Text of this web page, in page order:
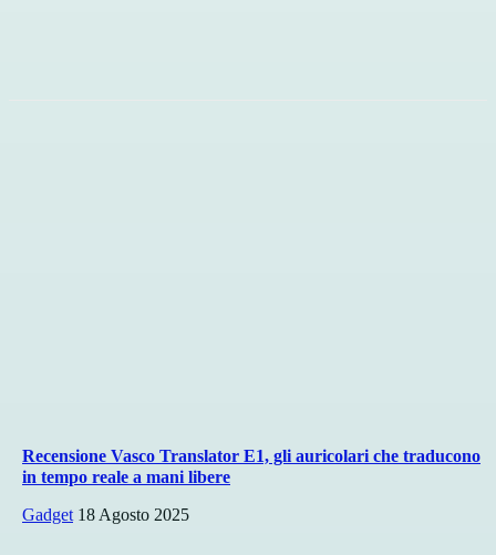
Recensione Vasco Translator E1, gli auricolari che traducono
in tempo reale a mani libere
Gadget 18 Agosto 2025